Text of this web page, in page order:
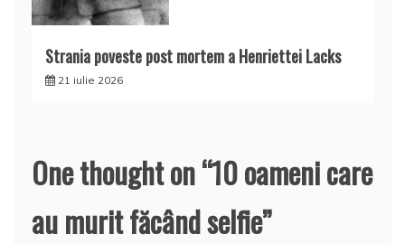
Strania poveste post mortem a Henriettei Lacks
21 iulie 2026
One thought on “10 oameni care
au murit făcând selfie”